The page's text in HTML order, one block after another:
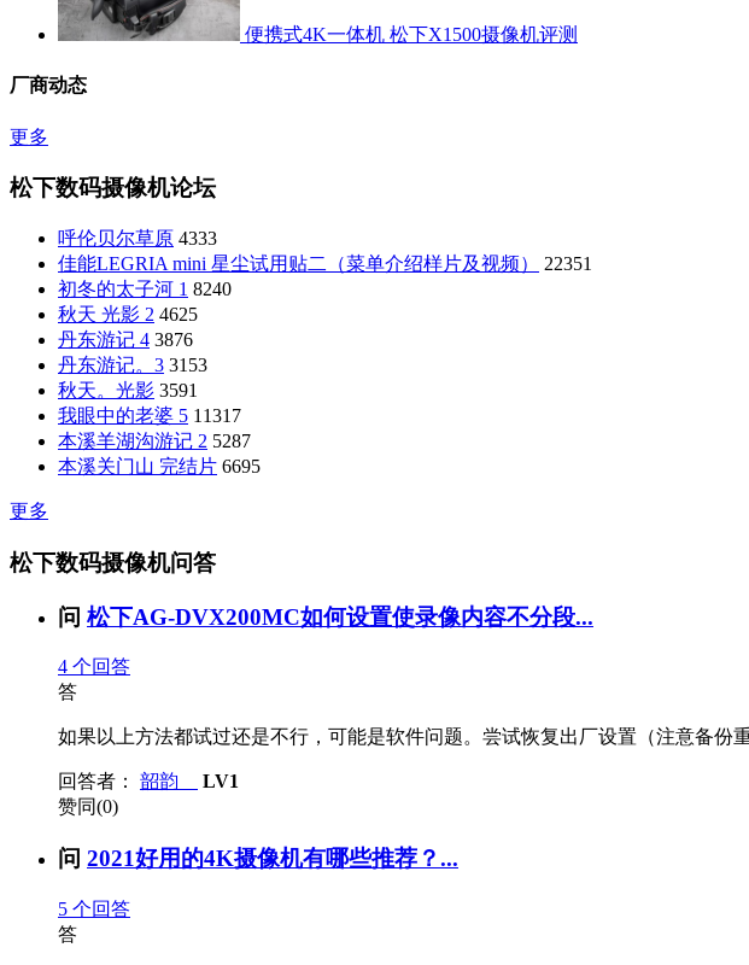
便携式4K一体机 松下X1500摄像机评测
厂商动态
更多
松下数码摄像机论坛
呼伦贝尔草原 4333
佳能LEGRIA mini 星尘试用贴二（菜单介绍样片及视频）
22351
初冬的太子河 1 8240
秋天 光影 2 4625
丹东游记 4 3876
丹东游记。3 3153
秋天。光影 3591
我眼中的老婆 5 11317
本溪羊湖沟游记 2 5287
本溪关门山 完结片 6695
更多
松下数码摄像机问答
问 松下AG-DVX200MC如何设置使录像内容不分段...
4 个回答
答
如果以上方法都试过还是不行，可能是软件问题。尝试恢复出厂设置（注意备
回答者： 韶韵
LV1
赞同(0)
问 2021好用的4K摄像机有哪些推荐？...
5 个回答
答